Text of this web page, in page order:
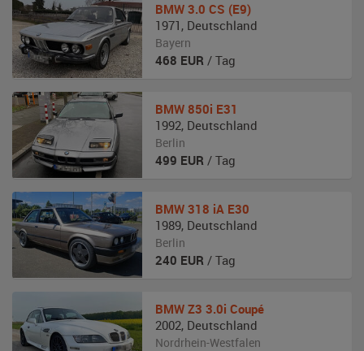
BMW 3.0 CS (E9)
1971 , Deutschland
Bayern
468 EUR / Tag
BMW 850i E31
1992, Deutschland
Berlin
499 EUR / Tag
BMW 318 iA E30
1989, Deutschland
Berlin
240 EUR / Tag
BMW Z3 3.0i Coupé
2002, Deutschland
Nordrhein-Westfalen